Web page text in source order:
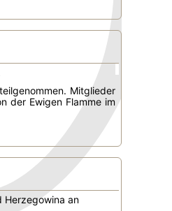
Mitglieder
der Ewigen Flamme im
Herzegowina an